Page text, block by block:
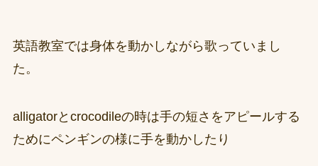
英語教室では身体を動かしながら歌っていまし
た。
alligatorとcrocodileの時は手の短さをアピールする
ためにペンギンの様に手を動かしたり